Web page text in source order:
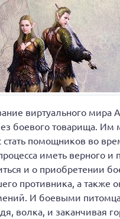
виртуального мира
боевого товарища. Им
помощников во
иметь верного и
и о приобретении
противника, а также
И боевыми
волка, и заканчивая